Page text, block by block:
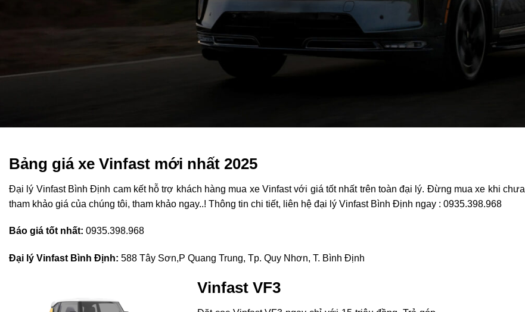
Bảng giá xe Vinfast mới nhất 2025
Đại lý Vinfast Bình Định cam kết hỗ trợ khách hàng mua xe Vinfast với giá tốt nhất trên toàn đại lý. Đừng mua xe khi chưa
tham khảo giá của chúng tôi, tham khảo ngay..! Thông tin chi tiết, liên hệ đại lý Vinfast Bình Định ngay : 0935.398.968
Báo giá tốt nhất: 0935.398.968
Đại lý Vinfast Bình Định: 588 Tây Sơn,P Quang Trung, Tp. Quy Nhơn, T. Bình Định
Vinfast VF3